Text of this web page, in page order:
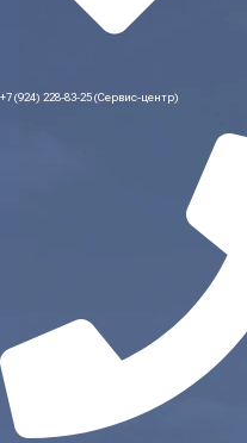
+7 (924) 228-83-25 (Сервис-центр)